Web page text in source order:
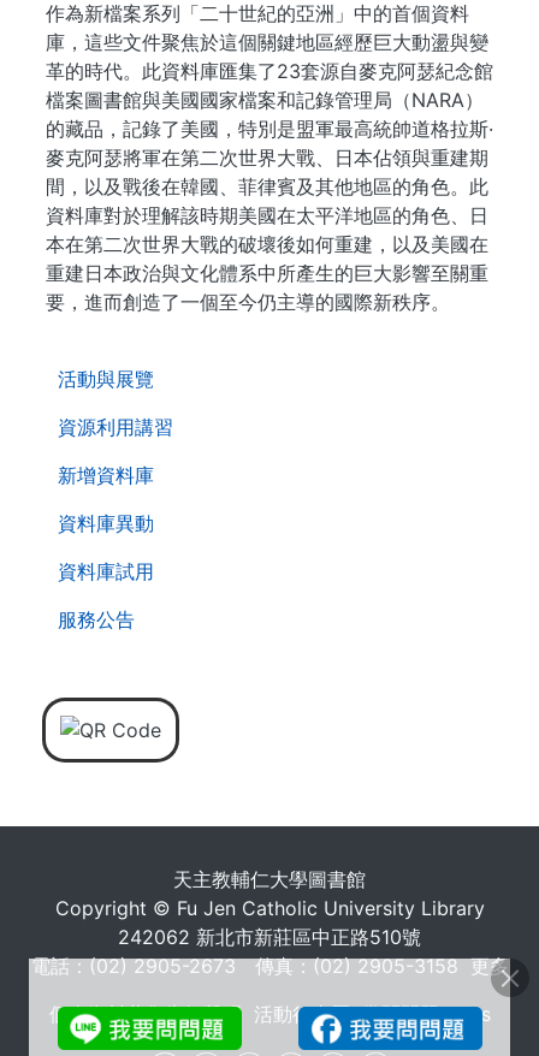
活動與展覽
資源利用講習
新增資料庫
資料庫異動
資料庫試用
服務公告
作為新檔案系列「二十世紀的亞洲」中的首個資料
庫，這些文件聚焦於這個關鍵地區經歷巨大動盪與變
革的時代。此資料庫匯集了23套源自麥克阿瑟紀念館
檔案圖書館與美國國家檔案和記錄管理局（NARA）
的藏品，記錄了美國，特別是盟軍最高統帥道格拉斯·
麥克阿瑟將軍在第二次世界大戰、日本佔領與重建期
間，以及戰後在韓國、菲律賓及其他地區的角色。此
資料庫對於理解該時期美國在太平洋地區的角色、日
本在第二次世界大戰的破壞後如何重建，以及美國在
重建日本政治與文化體系中所產生的巨大影響至關重
要，進而創造了一個至今仍主導的國際新秩序。
天主教輔仁大學圖書館
Copyright © Fu Jen Catholic University Library
242062 新北市新莊區中正路510號
電話：(02) 2905-2673 傳真：(02) 2905-3158更多
個人資料蒐集告知聲明 活動行事曆 常問問題 FAQs